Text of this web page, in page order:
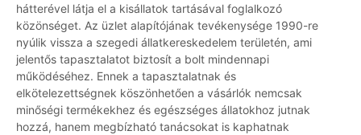
hátterével látja el a kisállatok tartásával foglalkozó
közönséget. Az üzlet alapítójának tevékenysége 1990-re
nyúlik vissza a szegedi állatkereskedelem területén, ami
jelentős tapasztalatot biztosít a bolt mindennapi
működéséhez. Ennek a tapasztalatnak és
elkötelezettségnek köszönhetően a vásárlók nemcsak
minőségi termékekhez és egészséges állatokhoz jutnak
hozzá, hanem megbízható tanácsokat is kaphatnak